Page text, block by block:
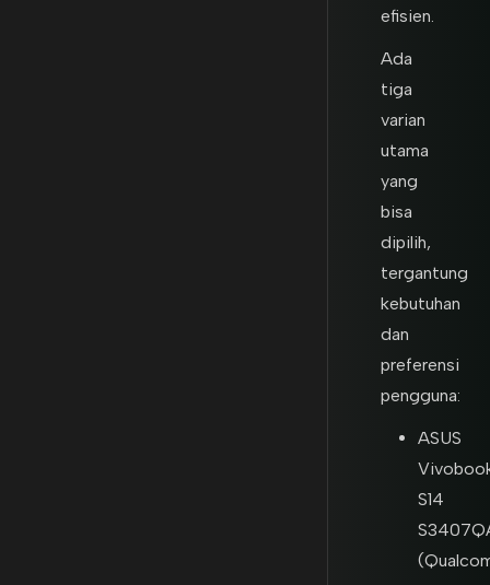
efisien.
Ada
tiga
varian
utama
yang
bisa
dipilih,
tergantung
kebutuhan
dan
preferensi
pengguna:
ASUS
S14